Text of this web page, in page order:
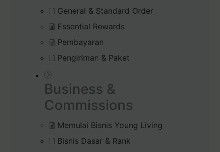
General & Standard Order
Essential Rewards
Pembayaran
Pengiriman & Paket
Business &
Commissions
Memulai Bisnis Young Living
Bisnis Dasar & Rank